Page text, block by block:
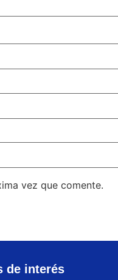
vez que comente.
de interés